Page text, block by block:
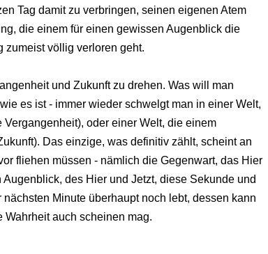
Tag damit zu verbringen, seinen eigenen Atem
die einem für einen gewissen Augenblick die
zumeist völlig verloren geht.
und Zukunft zu drehen. Was will man
es ist - immer wieder schwelgt man in einer Welt,
oder einer Welt, die einem
Das einzige, was definitiv zählt, scheint an
fliehen müssen - nämlich die Gegenwart, das Hier
des Hier und Jetzt, diese Sekunde und
Minute überhaupt noch lebt, dessen kann
auch scheinen mag.